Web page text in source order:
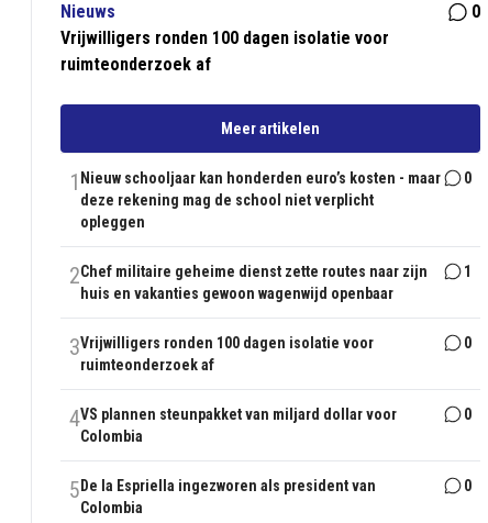
Nieuws
0
Vrijwilligers ronden 100 dagen isolatie voor
ruimteonderzoek af
Meer artikelen
1 Nieuw schooljaar kan honderden euro’s kosten - maar
deze rekening mag de school niet verplicht
opleggen
0
2Chef militaire geheime dienst zette routes naar zijn
huis en vakanties gewoon wagenwijd openbaar
1
3Vrijwilligers ronden 100 dagen isolatie voor
ruimteonderzoek af
0
4VS plannen steunpakket van miljard dollar voor
Colombia
0
5 De la Espriella ingezworen als president van
Colombia
0